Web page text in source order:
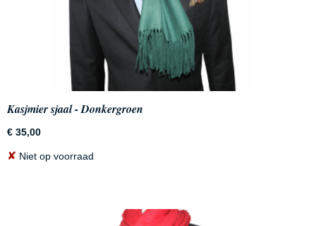
Kasjmier sjaal - Donkergroen
€ 35,00
✘ Niet op voorraad